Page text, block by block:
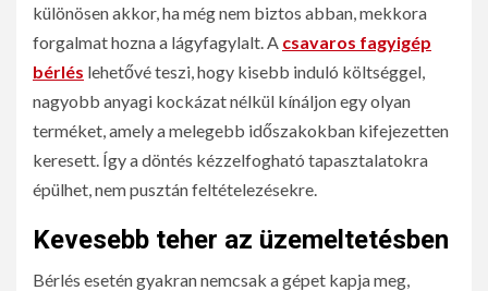
különösen akkor, ha még nem biztos abban, mekkora
forgalmat hozna a lágyfagylalt. A csavaros fagyigép
bérlés lehetővé teszi, hogy kisebb induló költséggel,
nagyobb anyagi kockázat nélkül kínáljon egy olyan
terméket, amely a melegebb időszakokban kifejezetten
keresett. Így a döntés kézzelfogható tapasztalatokra
épülhet, nem pusztán feltételezésekre.
Kevesebb teher az üzemeltetésben
Bérlés esetén gyakran nemcsak a gépet kapja meg,